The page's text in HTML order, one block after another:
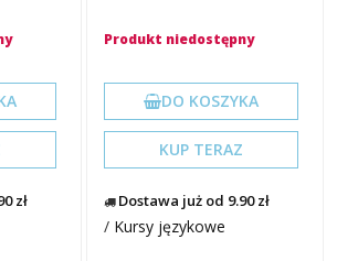
zł
Produkt niedostępny
DO KOSZYKA
KUP TERAZ
Dostawa już od 9.90 zł
/ Kursy językowe